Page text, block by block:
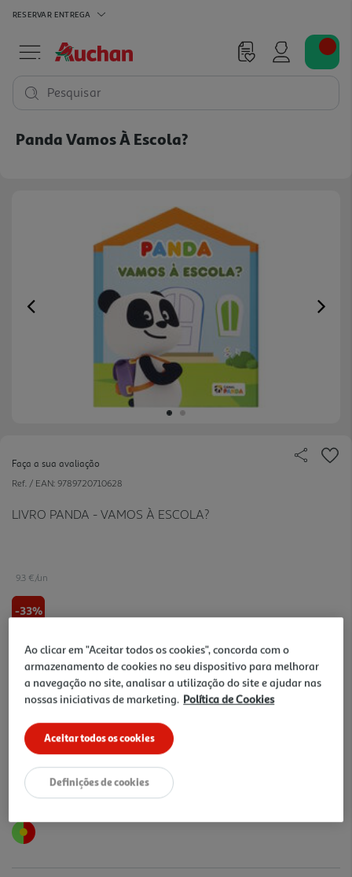
RESERVAR ENTREGA
Pesquisar
Panda Vamos À Escola?
Previous
Faça a sua avaliação
Ref. / EAN: 9789720710628
LIVRO PANDA - VAMOS À ESCOLA?
9.3 €/un
-33%
15,50 €PVP de editor
9,30 €
Promoção: de 31/7/2026 a 31/8/2026
Notas de preparação
Ao clicar em "Aceitar todos os cookies", concorda com o
armazenamento de cookies no seu dispositivo para melhorar
a navegação no site, analisar a utilização do site e ajudar nas
nossas iniciativas de marketing. Política de Cookies
Aceitar todos os cookies
Definições de cookies